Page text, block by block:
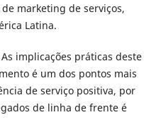
marketing de serviços,
Latina.
As implicações práticas deste
é um dos pontos mais
de serviço positiva, por
de linha de frente é